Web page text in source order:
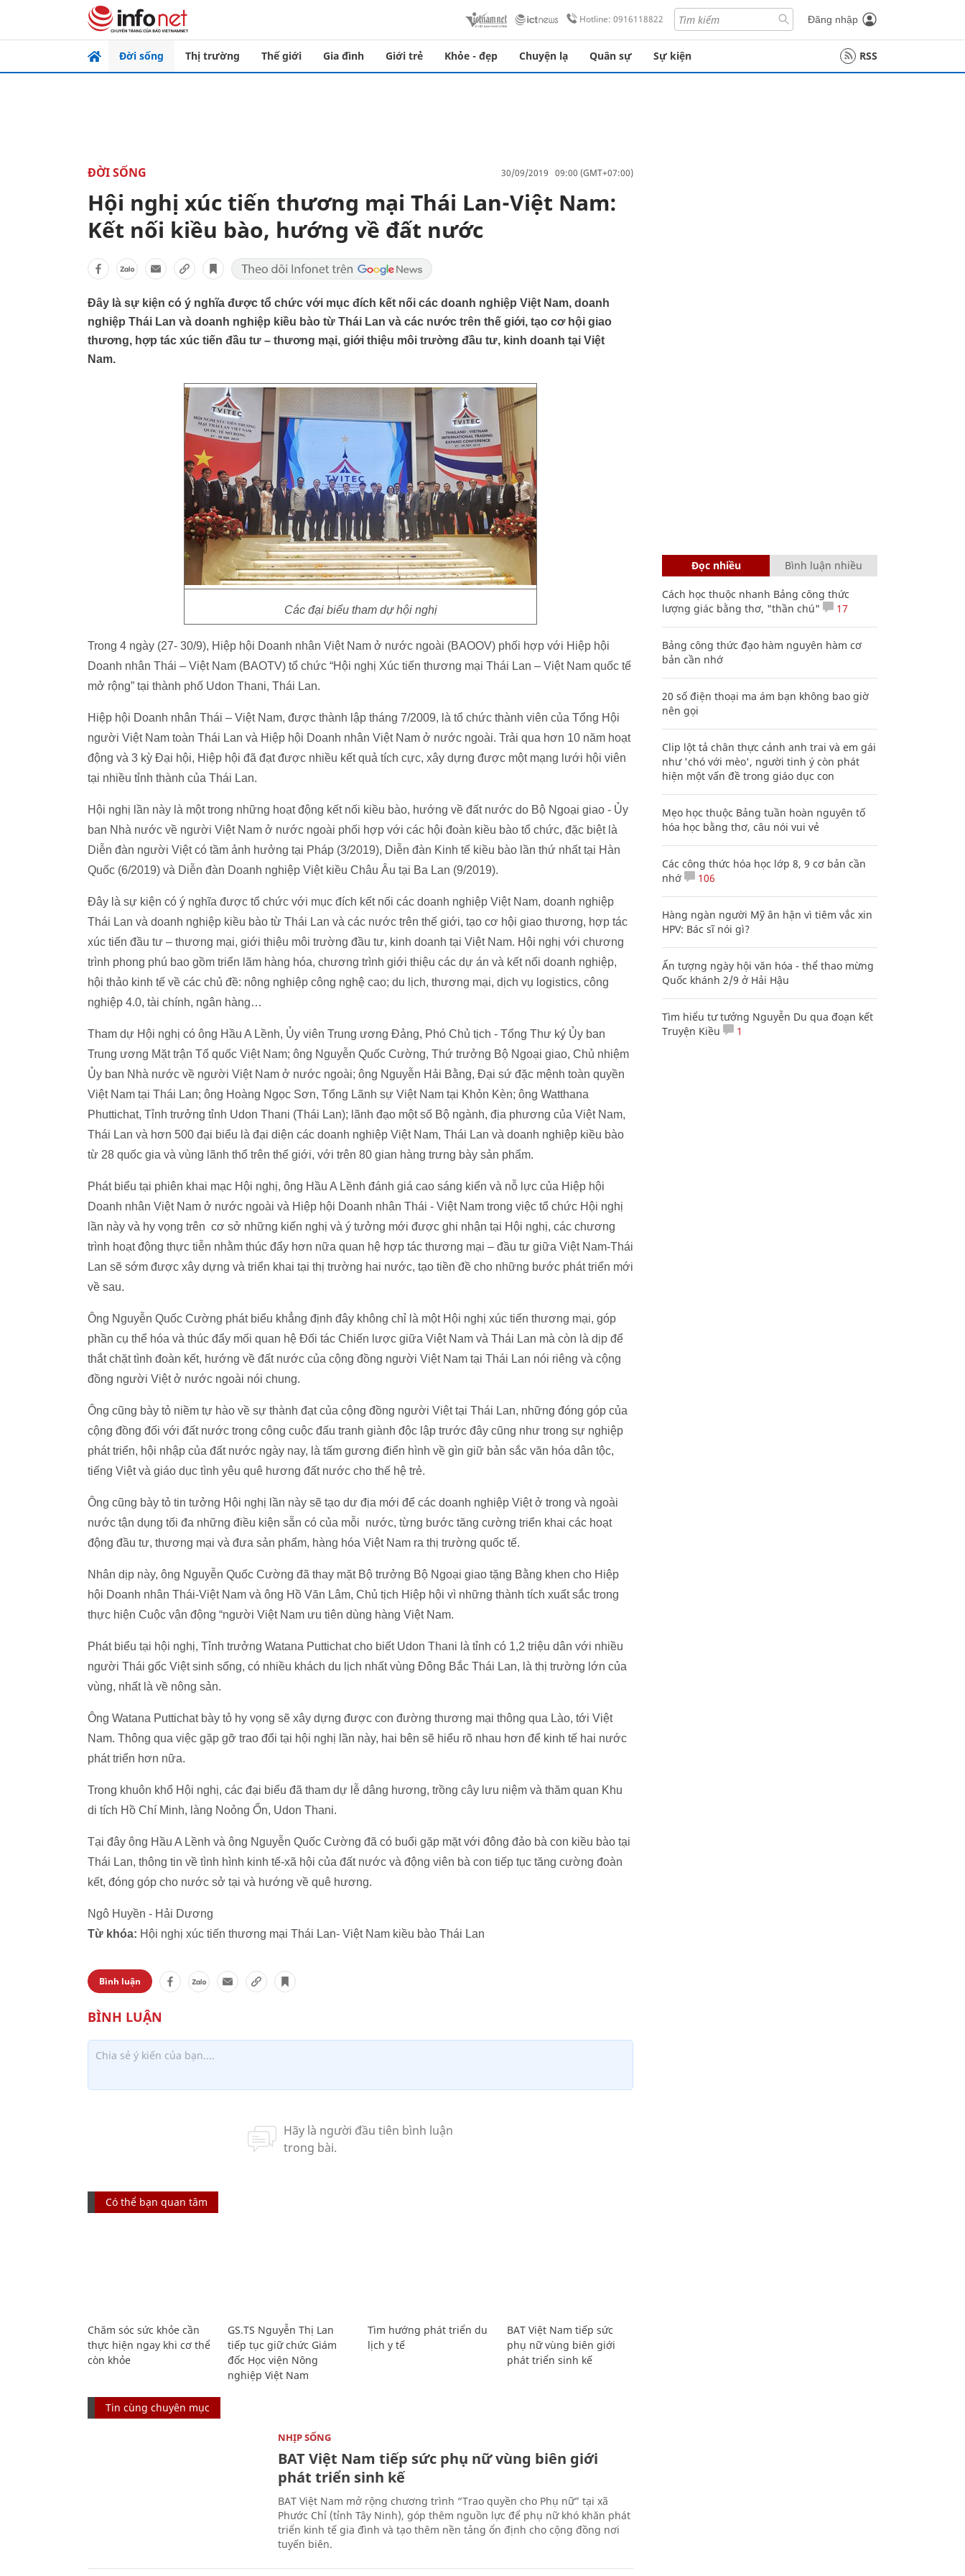
Hotline: 0916118822 Đăng nhập
Đời sống Thị trường Thế giới Gia đình Giới trẻ Khỏe - đẹp Chuyện lạ Quân sự Sự kiện RSS
ĐỜI SỐNG 30/09/2019 09:00 (GMT+07:00)
Hội nghị xúc tiến thương mại Thái Lan-Việt Nam:
Kết nối kiều bào, hướng về đất nước
Đây là sự kiện có ý nghĩa được tổ chức với mục đích kết nối các doanh nghiệp Việt Nam, doanh
nghiệp Thái Lan và doanh nghiệp kiều bào từ Thái Lan và các nước trên thế giới, tạo cơ hội giao
thương, hợp tác xúc tiến đầu tư – thương mại, giới thiệu môi trường đầu tư, kinh doanh tại Việt
Nam.
Các đại biểu tham dự hội nghị
Trong 4 ngày (27- 30/9), Hiệp hội Doanh nhân Việt Nam ở nước ngoài (BAOOV) phối hợp với Hiệp hội
Doanh nhân Thái – Việt Nam (BAOTV) tổ chức “Hội nghị Xúc tiến thương mại Thái Lan – Việt Nam quốc tế
mở rộng” tại thành phố Udon Thani, Thái Lan.
Hiệp hội Doanh nhân Thái – Việt Nam, được thành lập tháng 7/2009, là tổ chức thành viên của Tổng Hội
người Việt Nam toàn Thái Lan và Hiệp hội Doanh nhân Việt Nam ở nước ngoài. Trải qua hơn 10 năm hoạt
động và 3 kỳ Đại hội, Hiệp hội đã đạt được nhiều kết quả tích cực, xây dựng được một mạng lưới hội viên
tại nhiều tỉnh thành của Thái Lan.
Hội nghị lần này là một trong những hoạt động kết nối kiều bào, hướng về đất nước do Bộ Ngoại giao - Ủy
ban Nhà nước về người Việt Nam ở nước ngoài phối hợp với các hội đoàn kiều bào tổ chức, đặc biệt là
Diễn đàn người Việt có tầm ảnh hưởng tại Pháp (3/2019), Diễn đàn Kinh tế kiều bào lần thứ nhất tại Hàn
Quốc (6/2019) và Diễn đàn Doanh nghiệp Việt kiều Châu Âu tại Ba Lan (9/2019).
Đây là sự kiện có ý nghĩa được tổ chức với mục đích kết nối các doanh nghiệp Việt Nam, doanh nghiệp
Thái Lan và doanh nghiệp kiều bào từ Thái Lan và các nước trên thế giới, tạo cơ hội giao thương, hợp tác
xúc tiến đầu tư – thương mại, giới thiệu môi trường đầu tư, kinh doanh tại Việt Nam. Hội nghị với chương
trình phong phú bao gồm triển lãm hàng hóa, chương trình giới thiệu các dự án và kết nối doanh nghiệp,
hội thảo kinh tế về các chủ đề: nông nghiệp công nghệ cao; du lịch, thương mại, dịch vụ logistics, công
nghiệp 4.0, tài chính, ngân hàng…
Tham dự Hội nghị có ông Hầu A Lềnh, Ủy viên Trung ương Đảng, Phó Chủ tịch - Tổng Thư ký Ủy ban
Trung ương Mặt trận Tổ quốc Việt Nam; ông Nguyễn Quốc Cường, Thứ trưởng Bộ Ngoại giao, Chủ nhiệm
Ủy ban Nhà nước về người Việt Nam ở nước ngoài; ông Nguyễn Hải Bằng, Đại sứ đặc mệnh toàn quyền
Việt Nam tại Thái Lan; ông Hoàng Ngọc Sơn, Tổng Lãnh sự Việt Nam tại Khỏn Kèn; ông Watthana
Phuttichat, Tỉnh trưởng tỉnh Udon Thani (Thái Lan); lãnh đạo một số Bộ ngành, địa phương của Việt Nam,
Thái Lan và hơn 500 đại biểu là đại diện các doanh nghiệp Việt Nam, Thái Lan và doanh nghiệp kiều bào
từ 28 quốc gia và vùng lãnh thổ trên thế giới, với trên 80 gian hàng trưng bày sản phẩm.
Phát biểu tại phiên khai mạc Hội nghị, ông Hầu A Lềnh đánh giá cao sáng kiến và nỗ lực của Hiệp hội
Doanh nhân Việt Nam ở nước ngoài và Hiệp hội Doanh nhân Thái - Việt Nam trong việc tổ chức Hội nghị
lần này và hy vọng trên cơ sở những kiến nghị và ý tưởng mới được ghi nhận tại Hội nghị, các chương
trình hoạt động thực tiễn nhằm thúc đẩy hơn nữa quan hệ hợp tác thương mại – đầu tư giữa Việt Nam-Thái
Lan sẽ sớm được xây dựng và triển khai tại thị trường hai nước, tạo tiền đề cho những bước phát triển mới
về sau.
Ông Nguyễn Quốc Cường phát biểu khẳng định đây không chỉ là một Hội nghị xúc tiến thương mại, góp
phần cụ thể hóa và thúc đẩy mối quan hệ Đối tác Chiến lược giữa Việt Nam và Thái Lan mà còn là dịp để
thắt chặt tình đoàn kết, hướng về đất nước của cộng đồng người Việt Nam tại Thái Lan nói riêng và cộng
đồng người Việt ở nước ngoài nói chung.
Ông cũng bày tỏ niềm tự hào về sự thành đạt của cộng đồng người Việt tại Thái Lan, những đóng góp của
cộng đồng đối với đất nước trong công cuộc đấu tranh giành độc lập trước đây cũng như trong sự nghiệp
phát triển, hội nhập của đất nước ngày nay, là tấm gương điển hình về gìn giữ bản sắc văn hóa dân tộc,
tiếng Việt và giáo dục tình yêu quê hương đất nước cho thế hệ trẻ.
Ông cũng bày tỏ tin tưởng Hội nghị lần này sẽ tạo dư địa mới để các doanh nghiệp Việt ở trong và ngoài
nước tận dụng tối đa những điều kiện sẵn có của mỗi nước, từng bước tăng cường triển khai các hoạt
động đầu tư, thương mại và đưa sản phẩm, hàng hóa Việt Nam ra thị trường quốc tế.
Nhân dịp này, ông Nguyễn Quốc Cường đã thay mặt Bộ trưởng Bộ Ngoại giao tặng Bằng khen cho Hiệp
hội Doanh nhân Thái-Việt Nam và ông Hồ Văn Lâm, Chủ tịch Hiệp hội vì những thành tích xuất sắc trong
thực hiện Cuộc vận động “người Việt Nam ưu tiên dùng hàng Việt Nam.
Phát biểu tại hội nghị, Tỉnh trưởng Watana Puttichat cho biết Udon Thani là tỉnh có 1,2 triệu dân với nhiều
người Thái gốc Việt sinh sống, có nhiều khách du lịch nhất vùng Đông Bắc Thái Lan, là thị trường lớn của
vùng, nhất là về nông sản.
Ông Watana Puttichat bày tỏ hy vọng sẽ xây dựng được con đường thương mại thông qua Lào, tới Việt
Nam. Thông qua việc gặp gỡ trao đổi tại hội nghị lần này, hai bên sẽ hiểu rõ nhau hơn để kinh tế hai nước
phát triển hơn nữa.
Trong khuôn khổ Hội nghị, các đại biểu đã tham dự lễ dâng hương, trồng cây lưu niệm và thăm quan Khu
di tích Hồ Chí Minh, làng Noỏng Ổn, Udon Thani.
Tại đây ông Hầu A Lềnh và ông Nguyễn Quốc Cường đã có buổi gặp mặt với đông đảo bà con kiều bào tại
Thái Lan, thông tin về tình hình kinh tế-xã hội của đất nước và động viên bà con tiếp tục tăng cường đoàn
kết, đóng góp cho nước sở tại và hướng về quê hương.
Ngô Huyền - Hải Dương
Từ khóa: Hội nghị xúc tiến thương mại Thái Lan- Việt Nam kiều bào Thái Lan
Bình luận
Có thể bạn quan tâm
Chăm sóc sức khỏe cần
thực hiện ngay khi cơ thể
còn khỏe
GS.TS Nguyễn Thị Lan
tiếp tục giữ chức Giám
đốc Học viện Nông
nghiệp Việt Nam
Tìm hướng phát triển du
lịch y tế
BAT Việt Nam tiếp sức
phụ nữ vùng biên giới
phát triển sinh kế
Tin cùng chuyên mục
NHỊP SỐNG
BAT Việt Nam tiếp sức phụ nữ vùng biên giới
phát triển sinh kế
BAT Việt Nam mở rộng chương trình “Trao quyền cho Phụ nữ” tại xã
Phước Chỉ (tỉnh Tây Ninh), góp thêm nguồn lực để phụ nữ khó khăn phát
triển kinh tế gia đình và tạo thêm nền tảng ổn định cho cộng đồng nơi
tuyến biên.
Đọc nhiều Bình luận nhiều
Cách học thuộc nhanh Bảng công thức
lượng giác bằng thơ, "thần chú"
17
Bảng công thức đạo hàm nguyên hàm cơ
bản cần nhớ
20 số điện thoại ma ám bạn không bao giờ
nên gọi
Clip lột tả chân thực cảnh anh trai và em gái
như 'chó với mèo', người tinh ý còn phát
hiện một vấn đề trong giáo dục con
Mẹo học thuộc Bảng tuần hoàn nguyên tố
hóa học bằng thơ, câu nói vui vẻ
Các công thức hóa học lớp 8, 9 cơ bản cần
nhớ
106
Hàng ngàn người Mỹ ân hận vì tiêm vắc xin
HPV: Bác sĩ nói gì?
Ấn tượng ngày hội văn hóa - thể thao mừng
Quốc khánh 2/9 ở Hải Hậu
Tìm hiểu tư tưởng Nguyễn Du qua đoạn kết
Truyện Kiều
1